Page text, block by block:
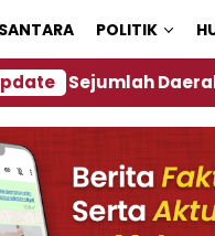
POLITIK
Daerah di